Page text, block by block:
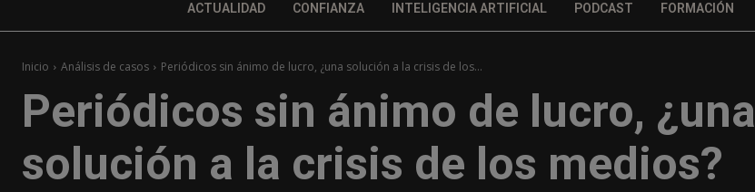
ACTUALIDAD CONFIANZA INTELIGENCIA ARTIFICIAL PODCAST FORMACIÓN
Inicio Análisis de casos Periódicos sin ánimo de lucro, ¿una solución a la crisis de los...
Periódicos sin ánimo de lucro, ¿una
solución a la crisis de los medios?